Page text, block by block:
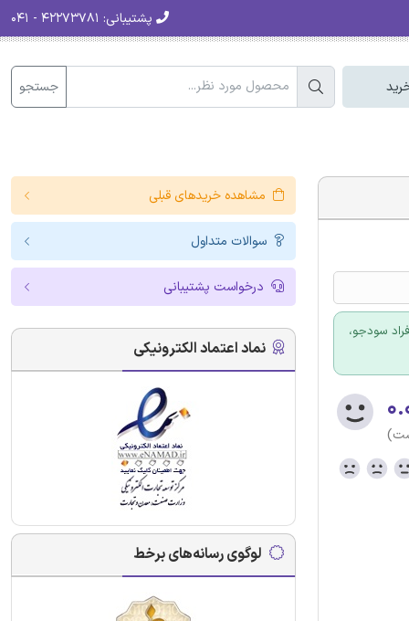
پشتیبانی:
جستجو
سودجو،
مشاهده خریدهای قبلی
سوالات متداول
درخواست پشتیبانی
نماد اعتماد الکترونیکی
لوگوی رسانه‌های برخط